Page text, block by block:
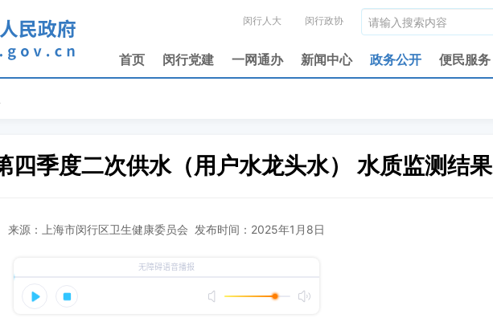
闵行人大 闵行政协
首页 闵行党建 一网通办 新闻中心 政务公开 便民服务
季度二次供水（用户水龙头水） 水质监测结果
来源：上海市闵行区卫生健康委员会 发布时间：2025年1月8日